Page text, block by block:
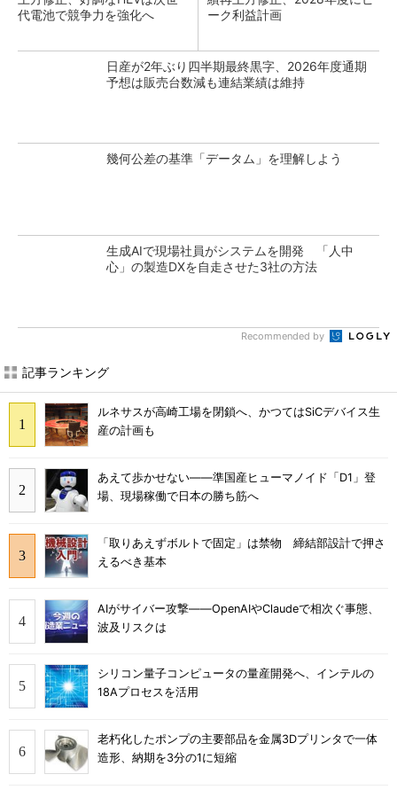
代電池で競争力を強化へ
ーク利益計画
日産が2年ぶり四半期最終黒字、2026年度通期
予想は販売台数減も連結業績は維持
幾何公差の基準「データム」を理解しよう
生成AIで現場社員がシステムを開発 「人中
心」の製造DXを自走させた3社の方法
Recommended by
記事ランキング
ルネサスが高崎工場を閉鎖へ、かつてはSiCデバイス生
産の計画も
あえて歩かせない――準国産ヒューマノイド「D1」登
場、現場稼働で日本の勝ち筋へ
「取りあえずボルトで固定」は禁物 締結部設計で押さ
えるべき基本
AIがサイバー攻撃――OpenAIやClaudeで相次ぐ事態、
波及リスクは
シリコン量子コンピュータの量産開発へ、インテルの
18Aプロセスを活用
老朽化したポンプの主要部品を金属3Dプリンタで一体
造形、納期を3分の1に短縮